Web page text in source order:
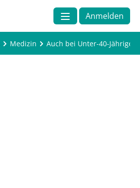
Anmelden
Medizin Auch bei Unter-40-